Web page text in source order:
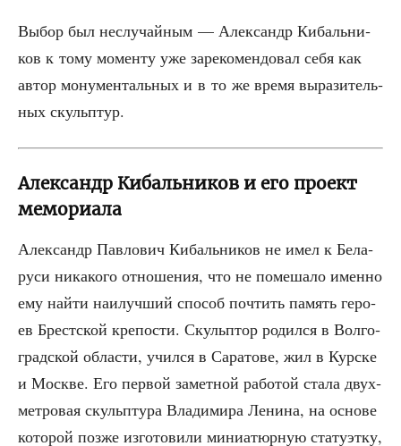
Выбор был неслу­чай­ным — Алек­сандр Кибаль­ни­
ков к тому момен­ту уже заре­ко­мен­до­вал себя как
автор мону­мен­таль­ных и в то же вре­мя выра­зи­тель­
ных скульптур.
Александр Кибальников и его проект
мемориала
Алек­сандр Пав­ло­вич Кибаль­ни­ков не имел к Бела­
ру­си ника­ко­го отно­ше­ния, что не поме­ша­ло имен­но
ему най­ти наи­луч­ший спо­соб почтить память геро­
ев Брест­ской кре­по­сти. Скуль­птор родил­ся в Вол­го­
град­ской обла­сти, учил­ся в Сара­то­ве, жил в Кур­ске
и Москве. Его пер­вой замет­ной рабо­той ста­ла двух­
мет­ро­вая скульп­ту­ра Вла­ди­ми­ра Лени­на, на осно­ве
кото­рой поз­же изго­то­ви­ли мини­а­тюр­ную ста­ту­эт­ку,